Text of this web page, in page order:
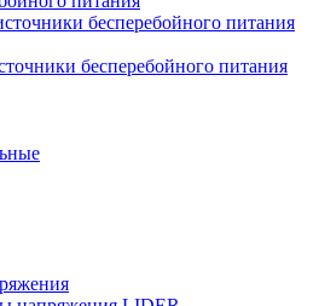
бесперебойного питания
бесперебойного питания